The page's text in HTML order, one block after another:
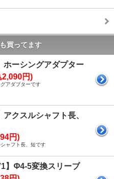
買ってます
ホーシングアダプター
2,090円)
アダプターです
アクスルシャフト長、
円)
ャフト長、短です
】Φ4-5変換スリーブ